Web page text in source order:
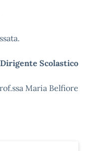
Scolastico
Maria Belfiore